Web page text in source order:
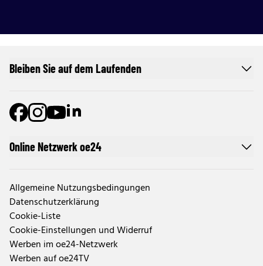
Online Netzwerk oe24
Allgemeine Nutzungsbedingungen
Datenschutzerklärung
Cookie-Liste
Cookie-Einstellungen und Widerruf
Werben im oe24-Netzwerk
Werben auf oe24TV
Bleiben Sie auf dem Laufenden